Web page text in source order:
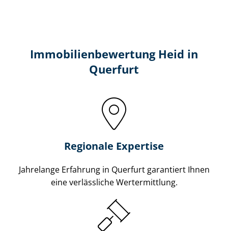
Immobilien­bewertung Heid in
Querfurt
Regionale Expertise
Jahrelange Erfahrung in Querfurt garantiert Ihnen
eine verlässliche Wertermittlung.